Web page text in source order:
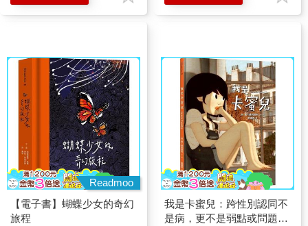
Readmoo
【電子書】蝴蝶少女的奇幻
旅程
我是卡蜜兒：跨性別認同不
是病，更不是弱點或問題！